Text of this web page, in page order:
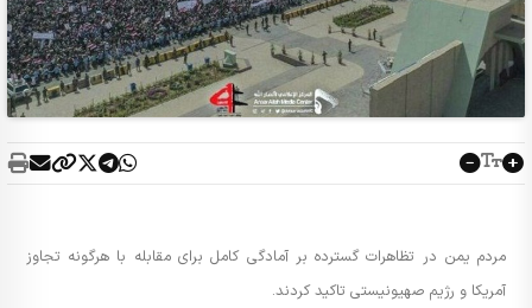
مردم یمن در تظاهرات گسترده بر آمادگی کامل برای مقابله با هرگونه تجاوز
آمریکا و رژیم صهیونیستی تاکید کردند.